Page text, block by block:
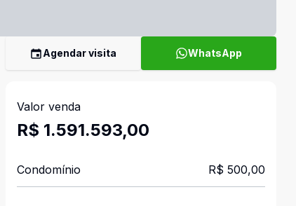
Agendar visita WhatsApp
Valor venda
R$ 1.591.593,00
Condomínio R$ 500,00